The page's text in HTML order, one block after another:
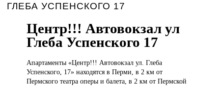
ГЛЕБА УСПЕНСКОГО 17
Центр!!! Автовокзал ул
Глеба Успенского 17
Апартаменты «Центр!!!Автовокзал ул. Глеба
Успенского, 17» находятся в Перми, в 2 км от
Пермского театра оперы и балета, в 2 км от Пермской